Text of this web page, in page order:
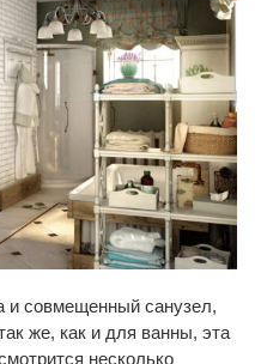
и совмещенный санузел,
же, как и для ванны, эта
несколько